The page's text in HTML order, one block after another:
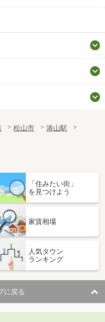
松山市
港山駅
「住みたい街」
を見つけよう
家賃相場
人気タウン
ランキング
に戻る